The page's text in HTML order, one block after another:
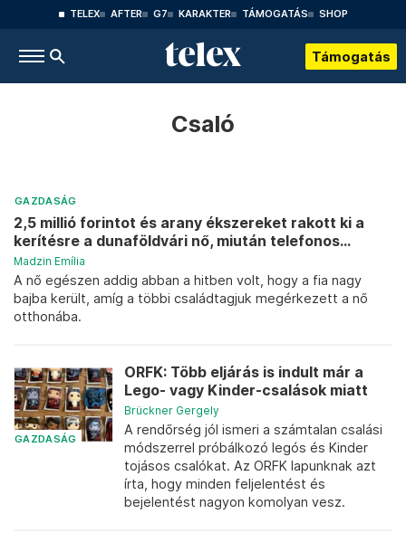
TELEX AFTER G7 KARAKTER TÁMOGATÁS SHOP
Támogatás
Csaló
GAZDASÁG
2,5 millió forintot és arany ékszereket rakott ki a
kerítésre a dunaföldvári nő, miután telefonos...
Madzin Emília
A nő egészen addig abban a hitben volt, hogy a fia nagy
bajba került, amíg a többi családtagjuk megérkezett a nő
otthonába.
GAZDASÁG
ORFK: Több eljárás is indult már a
Lego- vagy Kinder-csalások miatt
Brückner Gergely
A rendőrség jól ismeri a számtalan csalási
módszerrel próbálkozó legós és Kinder
tojásos csalókat. Az ORFK lapunknak azt
írta, hogy minden feljelentést és
bejelentést nagyon komolyan vesz.